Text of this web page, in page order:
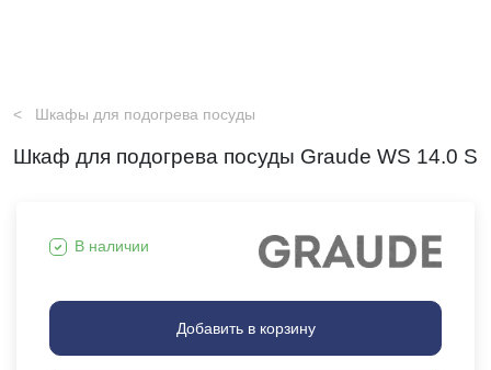
Шкафы для подогрева посуды
Шкаф для подогрева посуды Graude WS 14.0 S
В наличии
Добавить в корзину